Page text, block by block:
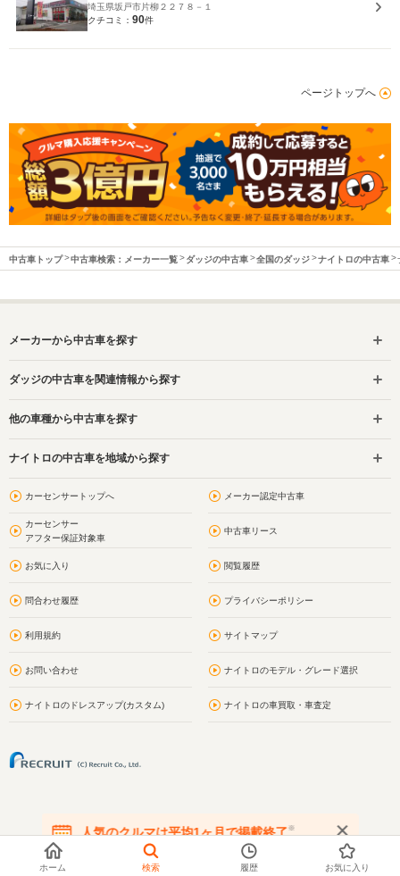
埼玉県坂戸市片柳２２７８－１
クチコミ： 90件
ページトップへ
中古車トップ 中古車検索：メーカー一覧 ダッジの中古車 全国のダッジ ナイトロの中古車
メーカーから中古車を探す
ダッジの中古車を関連情報から探す
他の車種から中古車を探す
ナイトロの中古車を地域から探す
カーセンサートップへ メーカー認定中古車
カーセンサー
アフター保証対象車
中古車リース
お気に入り 閲覧履歴
問合わせ履歴 プライバシーポリシー
利用規約 サイトマップ
お問い合わせ ナイトロのモデル・グレード選択
ナイトロのドレスアップ(カスタム) ナイトロの車買取・車査定
人気のクルマは平均1ヶ月で掲載終了※
在庫が無くなる前にお問い合わせください
ホーム 検索 履歴 お気に入り